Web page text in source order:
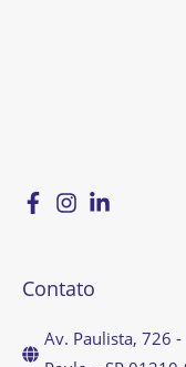
Contato
Av. Paulista, 726